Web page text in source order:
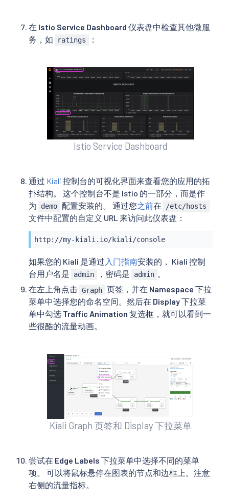
在 Istio Service Dashboard 仪表盘中检查其他微服
务，如
ratings ：
Istio Service Dashboard
通过 Kiali 控制台的可视化界面来查看您的应用的拓
扑结构。 这个控制台不是 Istio 的一部分，而是作
为
demo 配置安装的。 通过您之前在 /etc/hosts
文件中配置的自定义 URL 来访问此仪表盘：
http://my-kiali.io/kiali/console
如果您的 Kiali 是通过 入门指南安装的， Kiali 控制
台用户名是
admin ，密码是 admin 。
在左上角点击 Graph 页签，并在 Namespace 下拉
菜单中选择您的命名空间。然后在 Display下拉菜
单中勾选 Traffic Animation 复选框，就可以看到一
些很酷的流量动画。
Kiali Graph 页签和 Display 下拉菜单
尝试在 Edge Labels 下拉菜单中选择不同的菜单
项。 可以将鼠标悬停在图表的节点和边框上。注意
右侧的流量指标。